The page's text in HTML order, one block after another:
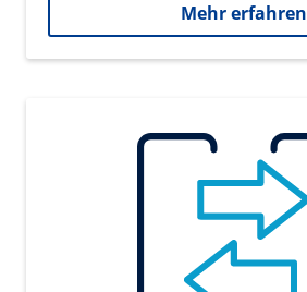
Mehr erfahren